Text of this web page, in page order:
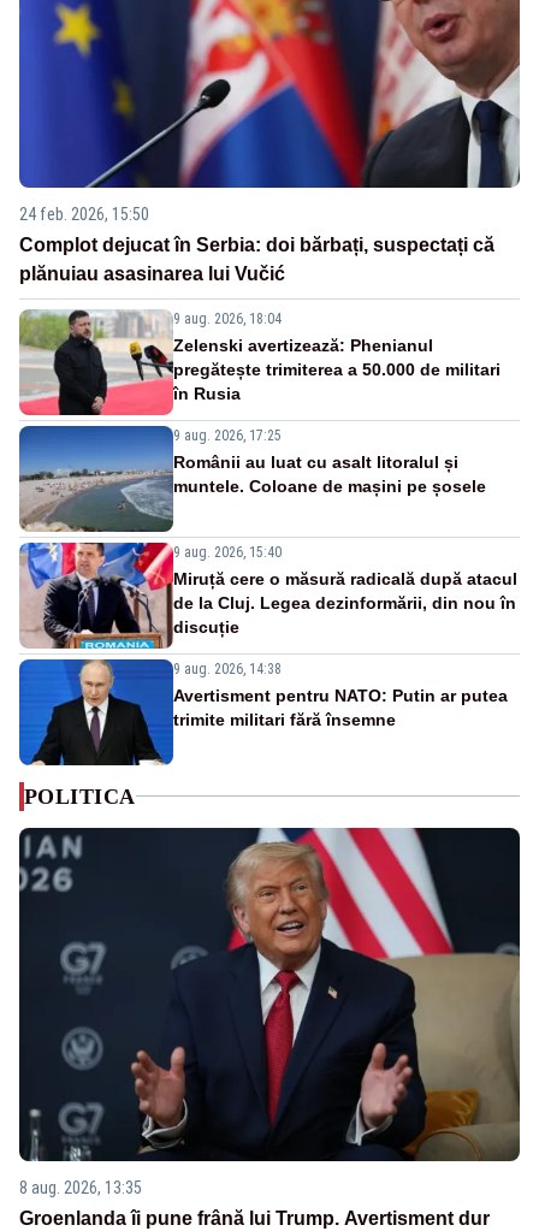
24 feb. 2026, 15:50
Complot dejucat în Serbia: doi bărbați, suspectați că
plănuiau asasinarea lui Vučić
9 aug. 2026, 18:04
Zelenski avertizează: Phenianul
pregătește trimiterea a 50.000 de militari
în Rusia
9 aug. 2026, 17:25
Românii au luat cu asalt litoralul și
muntele. Coloane de mașini pe șosele
9 aug. 2026, 15:40
Miruță cere o măsură radicală după atacul
de la Cluj. Legea dezinformării, din nou în
discuție
9 aug. 2026, 14:38
Avertisment pentru NATO: Putin ar putea
trimite militari fără însemne
POLITICA
8 aug. 2026, 13:35
Groenlanda îi pune frână lui Trump. Avertisment dur